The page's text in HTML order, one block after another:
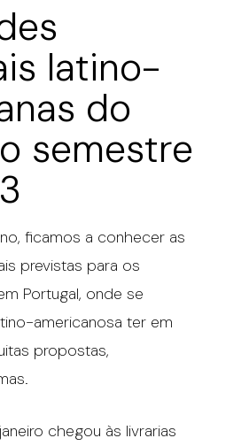
latino-
do
semestre
ficamos a conhecer as
previstas para os
Portugal, onde se
americanosa ter em
propostas,
chegou às livrarias